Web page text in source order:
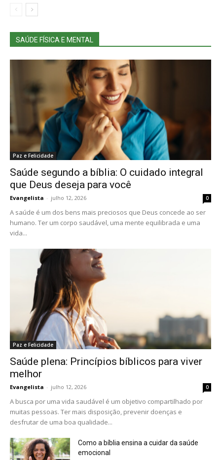
SAÚDE FÍSICA E MENTAL
Paz e Felicidade
Saúde segundo a bíblia: O cuidado integral
que Deus deseja para você
Evangelista - julho 12, 2026 0
A saúde é um dos bens mais preciosos que Deus concede ao ser
humano. Ter um corpo saudável, uma mente equilibrada e uma
vida...
Paz e Felicidade
Saúde plena: Princípios bíblicos para viver
melhor
Evangelista - julho 12, 2026 0
A busca por uma vida saudável é um objetivo compartilhado por
muitas pessoas. Ter mais disposição, prevenir doenças e
desfrutar de uma boa qualidade...
Como a bíblia ensina a cuidar da saúde
emocional